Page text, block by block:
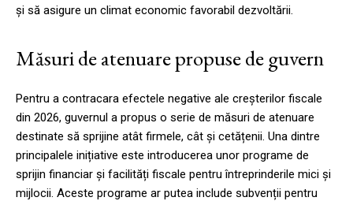
și să asigure un climat economic favorabil dezvoltării.
Măsuri de atenuare propuse de guvern
Pentru a contracara efectele negative ale creșterilor fiscale
din 2026, guvernul a propus o serie de măsuri de atenuare
destinate să sprijine atât firmele, cât și cetățenii. Una dintre
principalele inițiative este introducerea unor programe de
sprijin financiar și facilități fiscale pentru întreprinderile mici și
mijlocii. Aceste programe ar putea include subvenții pentru